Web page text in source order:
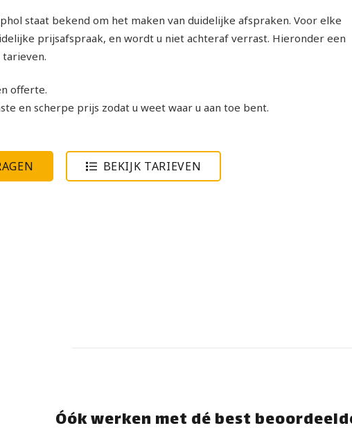
staat bekend om het maken van duidelijke afspraken. Voor elke
prijsafspraak, en wordt u niet achteraf verrast. Hieronder een
offerte.
en scherpe prijs zodat u weet waar u aan toe bent.
BEKIJK TARIEVEN
Óók werken met dé best